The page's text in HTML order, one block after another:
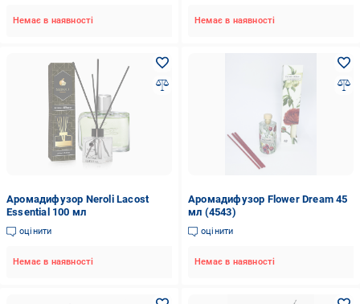
Немає в наявності Немає в наявності
Аромадифузор Neroli Lacost
Essential 100 мл
оцінити
Немає в наявності
Аромадифузор Flower Dream 45
мл (4543)
оцінити
Немає в наявності